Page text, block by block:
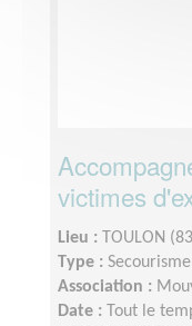
victimes
Lieu :
TOULON
Type :
Association :
Date :
Tout le